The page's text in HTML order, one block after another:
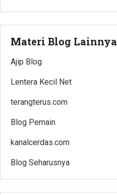
Materi Blog Lainnya
Ajip Blog
Lentera Kecil Net
terangterus.com
Blog Pemain
kanalcerdas.com
Blog Seharusnya